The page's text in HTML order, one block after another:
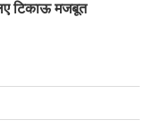
टिकाऊ मजबूत